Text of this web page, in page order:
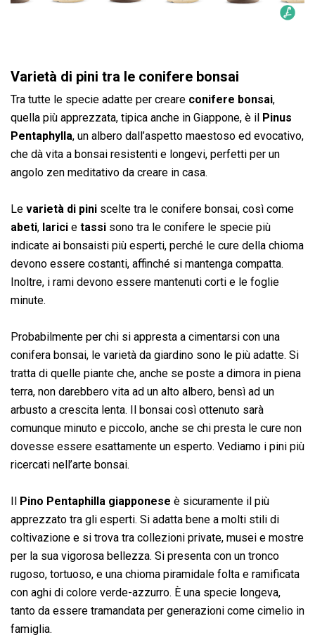
Varietà di pini tra le conifere bonsai
Tra tutte le specie adatte per creare conifere bonsai,
quella più apprezzata, tipica anche in Giappone, è il Pinus
Pentaphylla, un albero dall’aspetto maestoso ed evocativo,
che dà vita a bonsai resistenti e longevi, perfetti per un
angolo zen meditativo da creare in casa.
Le varietà di pini scelte tra le conifere bonsai, così come
abeti, larici e tassi sono tra le conifere le specie più
indicate ai bonsaisti più esperti, perché le cure della chioma
devono essere costanti, affinché si mantenga compatta.
Inoltre, i rami devono essere mantenuti corti e le foglie
minute.
Probabilmente per chi si appresta a cimentarsi con una
conifera bonsai, le varietà da giardino sono le più adatte. Si
tratta di quelle piante che, anche se poste a dimora in piena
terra, non darebbero vita ad un alto albero, bensì ad un
arbusto a crescita lenta. Il bonsai così ottenuto sarà
comunque minuto e piccolo, anche se chi presta le cure non
dovesse essere esattamente un esperto. Vediamo i pini più
ricercati nell’arte bonsai.
Il Pino Pentaphilla giapponese è sicuramente il più
apprezzato tra gli esperti. Si adatta bene a molti stili di
coltivazione e si trova tra collezioni private, musei e mostre
per la sua vigorosa bellezza. Si presenta con un tronco
rugoso, tortuoso, e una chioma piramidale folta e ramificata
con aghi di colore verde-azzurro. È una specie longeva,
tanto da essere tramandata per generazioni come cimelio in
famiglia.